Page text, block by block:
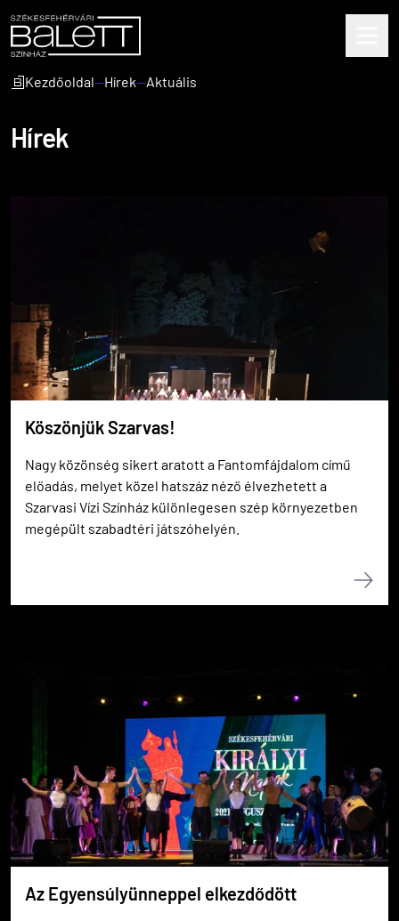
Kezdőoldal—Hírek—Aktuális
Hírek
Köszönjük Szarvas!
Nagy közönség sikert aratott a Fantomfájdalom című
előadás, melyet közel hatszáz néző élvezhetett a
Szarvasi Vízi Színház különlegesen szép környezetben
megépült szabadtéri játszóhelyén.
Az Egyensúlyünneppel elkezdődött